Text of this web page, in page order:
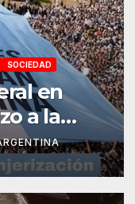
SOCIEDAD
en
a la
Tierras
«La